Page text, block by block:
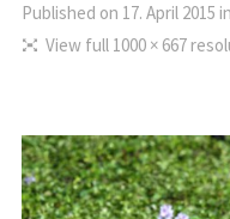
Published on 17. April 2015 in
View full 1000 × 667